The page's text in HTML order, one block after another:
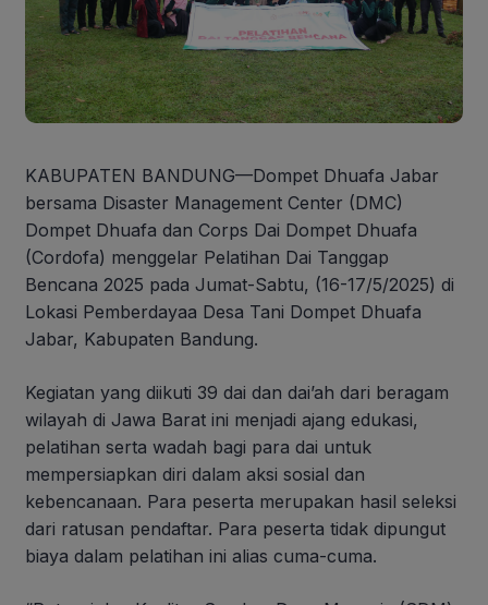
KABUPATEN BANDUNG—Dompet Dhuafa Jabar
bersama Disaster Management Center (DMC)
Dompet Dhuafa dan Corps Dai Dompet Dhuafa
(Cordofa) menggelar Pelatihan Dai Tanggap
Bencana 2025 pada Jumat-Sabtu, (16-17/5/2025) di
Lokasi Pemberdayaa Desa Tani Dompet Dhuafa
Jabar, Kabupaten Bandung.
Kegiatan yang diikuti 39 dai dan dai’ah dari beragam
wilayah di Jawa Barat ini menjadi ajang edukasi,
pelatihan serta wadah bagi para dai untuk
mempersiapkan diri dalam aksi sosial dan
kebencanaan. Para peserta merupakan hasil seleksi
dari ratusan pendaftar. Para peserta tidak dipungut
biaya dalam pelatihan ini alias cuma-cuma.